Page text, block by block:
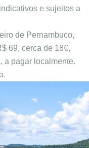
e sujeitos a
de Pernambuco,
69, cerca de 18€,
a pagar localmente.